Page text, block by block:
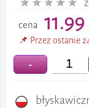
cena 11.99
📌 Przez ostanie
-